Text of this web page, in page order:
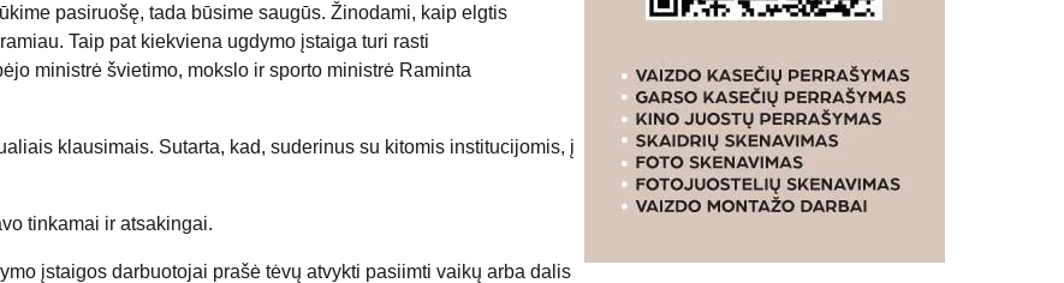
pasiruošę, tada būsime saugūs. Žinodami, kaip elgtis
Taip pat kiekviena ugdymo įstaiga turi rasti
ministrė švietimo, mokslo ir sporto ministrė Raminta
klausimais. Sutarta, kad, suderinus su kitomis institucijomis, į
tinkamai ir atsakingai.
įstaigos darbuotojai prašė tėvų atvykti pasiimti vaikų arba dalis